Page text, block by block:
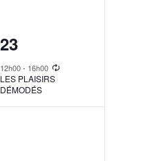
1
event,
23
12h00- 16h00
LES PLAISIRS
DÉMODÉS